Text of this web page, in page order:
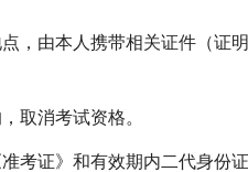
，由本人携带相关证件（证
取消考试资格。
考证》和有效期内二代身份